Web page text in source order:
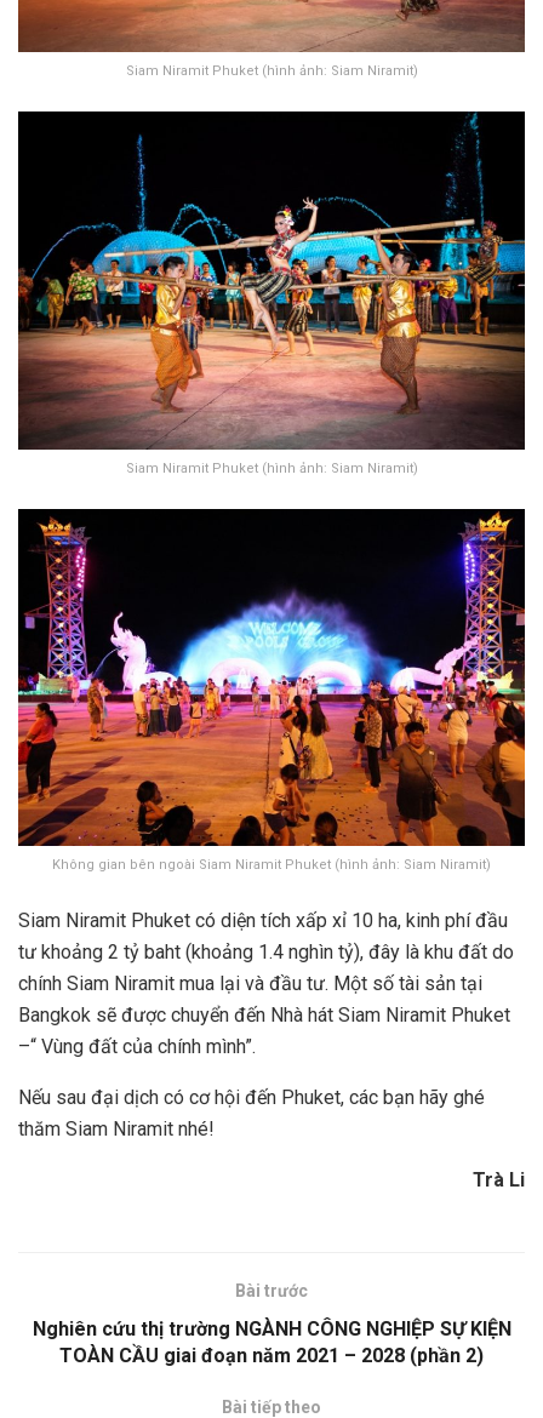
Siam Niramit Phuket (hình ảnh: Siam Niramit)
Siam Niramit Phuket (hình ảnh: Siam Niramit)
Không gian bên ngoài Siam Niramit Phuket (hình ảnh: Siam Niramit)
Siam Niramit Phuket có diện tích xấp xỉ 10 ha, kinh phí đầu
tư khoảng 2 tỷ baht (khoảng 1.4 nghìn tỷ), đây là khu đất do
chính Siam Niramit mua lại và đầu tư. Một số tài sản tại
Bangkok sẽ được chuyển đến Nhà hát Siam Niramit Phuket
–“ Vùng đất của chính mình”.
Nếu sau đại dịch có cơ hội đến Phuket, các bạn hãy ghé
thăm Siam Niramit nhé!
Trà Li
Bài trước
Nghiên cứu thị trường NGÀNH CÔNG NGHIỆP SỰ KIỆN
TOÀN CẦU giai đoạn năm 2021 – 2028 (phần 2)
Bài tiếp theo